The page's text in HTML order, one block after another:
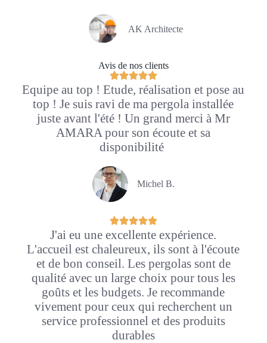
AK Architecte
Avis de nos clients
Equipe au top ! Etude, réalisation et pose au
top ! Je suis ravi de ma pergola installée
juste avant l'été ! Un grand merci à Mr
AMARA pour son écoute et sa
disponibilité
Michel B.
J'ai eu une excellente expérience.
L'accueil est chaleureux, ils sont à l'écoute
et de bon conseil. Les pergolas sont de
qualité avec un large choix pour tous les
goûts et les budgets. Je recommande
vivement pour ceux qui recherchent un
service professionnel et des produits
durables